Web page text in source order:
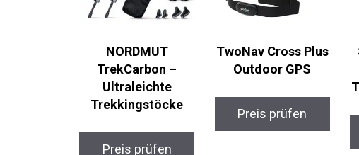
NORDMUT
TrekCarbon –
Ultraleichte
TwoNav Cross Plus
Preis prüfen